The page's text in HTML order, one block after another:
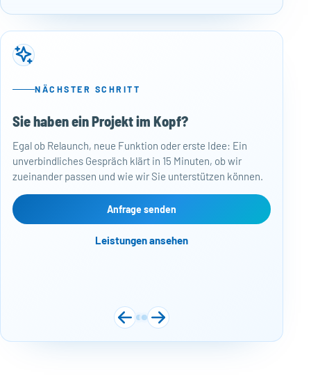
NÄCHSTER SCHRITT
Sie haben ein Projekt im Kopf?
Egal ob Relaunch, neue Funktion oder erste Idee: Ein
unverbindliches Gespräch klärt in 15 Minuten, ob wir
zueinander passen und wie wir Sie unterstützen können.
Anfrage senden
Leistungen ansehen